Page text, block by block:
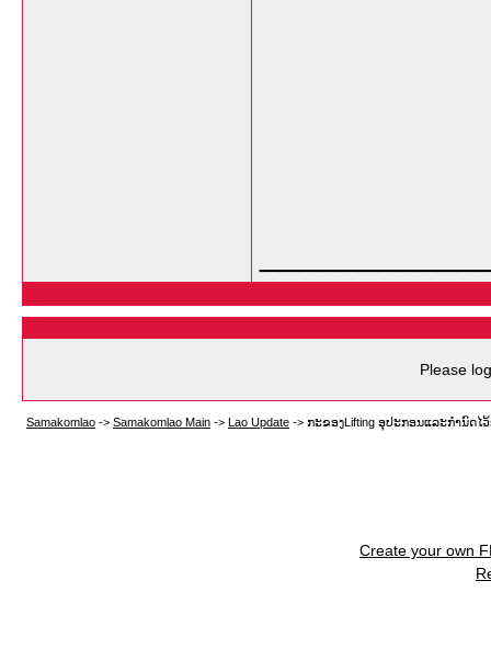
Please
Samakomlao -> Samakomlao Main -> Lao Update -> ກະຂອງLifting ອຸປະກອນແລະກໍານົດໄວ້
Create your own